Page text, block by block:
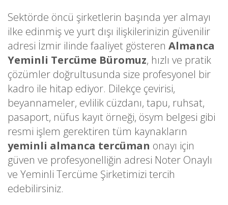
Sektörde öncü şirketlerin başında yer almayı
ilke edinmiş ve yurt dışı ilişkilerinizin güvenilir
adresi İzmir ilinde faaliyet gösteren Almanca
Yeminli Tercüme Büromuz, hızlı ve pratik
çözümler doğrultusunda size profesyonel bir
kadro ile hitap ediyor. Dilekçe çevirisi,
beyannameler, evlilik cüzdanı, tapu, ruhsat,
pasaport, nüfus kayıt örneği, ösym belgesi gibi
resmi işlem gerektiren tüm kaynakların
yeminli almanca tercüman onayı için
güven ve profesyonelliğin adresi Noter Onaylı
ve Yeminli Tercüme Şirketimizi tercih
edebilirsiniz.